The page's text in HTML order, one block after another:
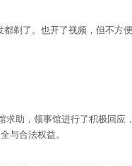
剃了。也开了视频，但不方
助，领事馆进行了积极回应
与合法权益。